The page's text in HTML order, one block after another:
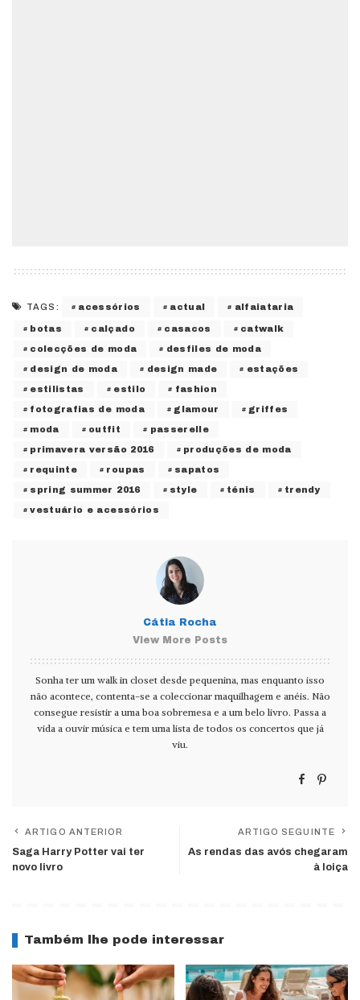
TAGS: acessórios actual alfaiataria
botas calçado casacos catwalk
colecções de moda desfiles de moda
design de moda design made estações
estilistas estilo fashion
fotografias de moda glamour griffes
moda outfit passerelle
primavera versão 2016 produções de moda
requinte roupas sapatos
spring summer 2016 style ténis trendy
vestuário e acessórios
Cátia Rocha
View More Posts
Sonha ter um walk in closet desde pequenina, mas enquanto isso
não acontece, contenta-se a coleccionar maquilhagem e anéis. Não
consegue resistir a uma boa sobremesa e a um belo livro. Passa a
vida a ouvir música e tem uma lista de todos os concertos que já
viu.
ARTIGO ANTERIOR
Saga Harry Potter vai ter
novo livro
ARTIGO SEGUINTE
As rendas das avós chegaram
à loiça
Também lhe pode interessar